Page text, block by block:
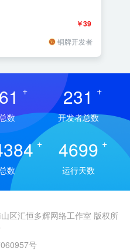
￥39
铜牌开发者
+
数
231 +
开发者总数
+
数
4699 +
运行天数
区汇恒多辉网络工作室 版权所
号